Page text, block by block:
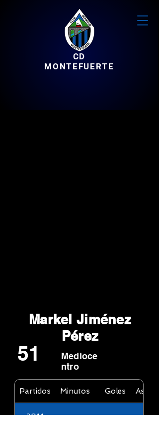
CD
MONTEFUERTE
51
Markel Jiménez
Pérez
Medioce
ntro
Partidos Minutos Goles
2014